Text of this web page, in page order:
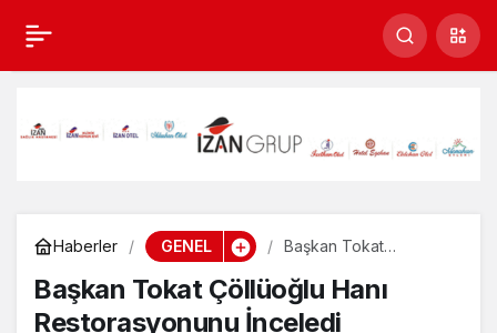
Haberler GENEL
Başkan Tokat
Restorasyonunu
İnceledi
Başkan Tokat Çöllüoğlu Hanı
Restorasyonunu İnceledi
Başkan Tokat Çöllüoğlu